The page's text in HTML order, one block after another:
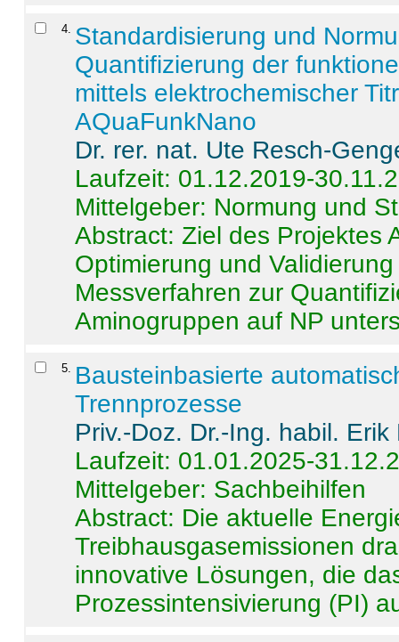
4 Standardisierung und
Quantifizierung der
mittels elektrochemischer
AQuaFunkNano
Dr. rer. nat. Ute Resch-
Laufzeit: 01.12.2019-
Mittelgeber: Normung und
Abstract:Ziel des Projektes
Optimierung und
Messverfahren zur
Aminogruppen auf NP
5
Bausteinbasierte
Trennprozesse
Priv.-Doz. Dr.-Ing. habil. Erik
Laufzeit: 01.01.2025-
Mittelgeber: Sachbeihilfen
Abstract: Die aktuelle
Treibhausgasemissionen
innovative Lösungen, die
Prozessintensivierung (PI)